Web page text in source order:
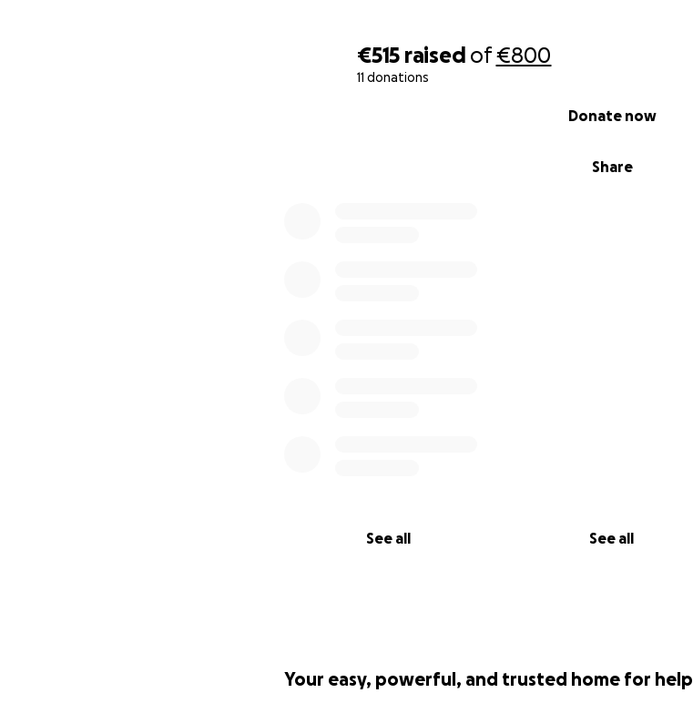
€515 raised of€800
11 donations
Share
Donate now
See all See all
Your easy, powerful, and trusted home for help